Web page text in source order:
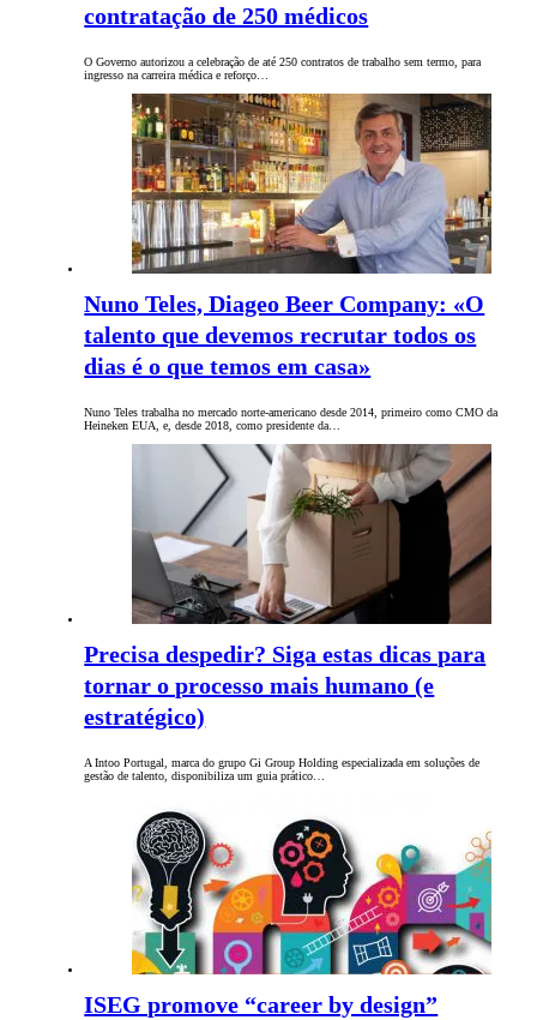
contratação de 250 médicos
O Governo autorizou a celebração de até 250 contratos de trabalho sem termo, para
ingresso na carreira médica e reforço…
Nuno Teles, Diageo Beer Company: «O
talento que devemos recrutar todos os
dias é o que temos em casa»
Nuno Teles trabalha no mercado norte-americano desde 2014, primeiro como CMO da
Heineken EUA, e, desde 2018, como presidente da…
Precisa despedir? Siga estas dicas para
tornar o processo mais humano (e
estratégico)
A Intoo Portugal, marca do grupo Gi Group Holding especializada em soluções de
gestão de talento, disponibiliza um guia prático…
ISEG promove “career by design”